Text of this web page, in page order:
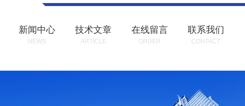
新闻中心
NEWS
技术文章
ARTICLE
在线留言
ORDER
联系我们
CONTACT